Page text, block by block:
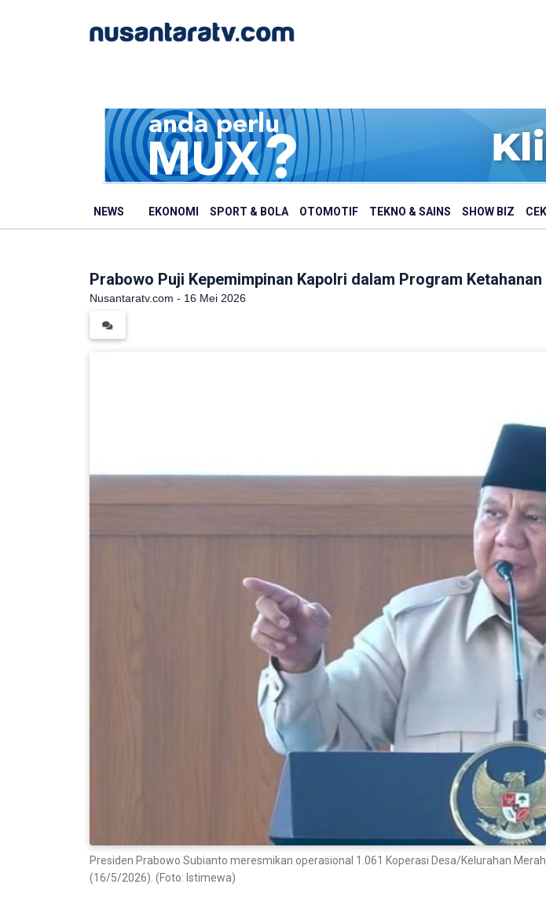
NEWS EKONOMI SPORT & BOLA OTOMOTIF TEKNO & SAINS SHOW BIZ
Prabowo Puji Kepemimpinan Kapolri dalam Program
Nusantaratv.com - 16 Mei 2026
Presiden Prabowo Subianto meresmikan operasional 1.061 Koperasi Desa/Kelurahan
(16/5/2026). (Foto: Istimewa)